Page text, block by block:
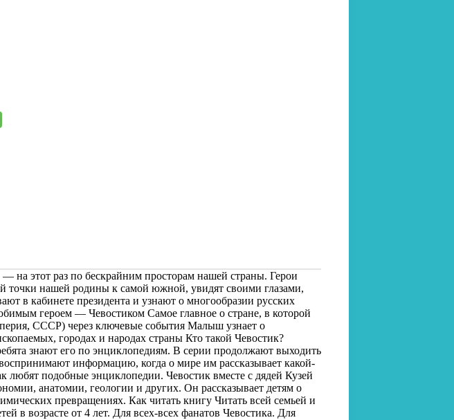
на этот раз по бескрайним просторам нашей страны. Герои
точки нашей родины к самой южной, увидят своими глазами,
в кабинете президента и узнают о многообразии русских
героем — Чевостиком Самое главное о стране, в которой
СССР) через ключевые события Малыш узнает о
городах и народах страны Кто такой Чевостик?
знают его по энциклопедиям. В серии продолжают выходить
информацию, когда о мире им рассказывает какой-
подобные энциклопедии. Чевостик вместе с дядей Кузей
анатомии, геологии и других. Он рассказывает детям о
превращениях. Как читать книгу Читать всей семьей и
в возрасте от 4 лет. Для всех-всех фанатов Чевостика. Для